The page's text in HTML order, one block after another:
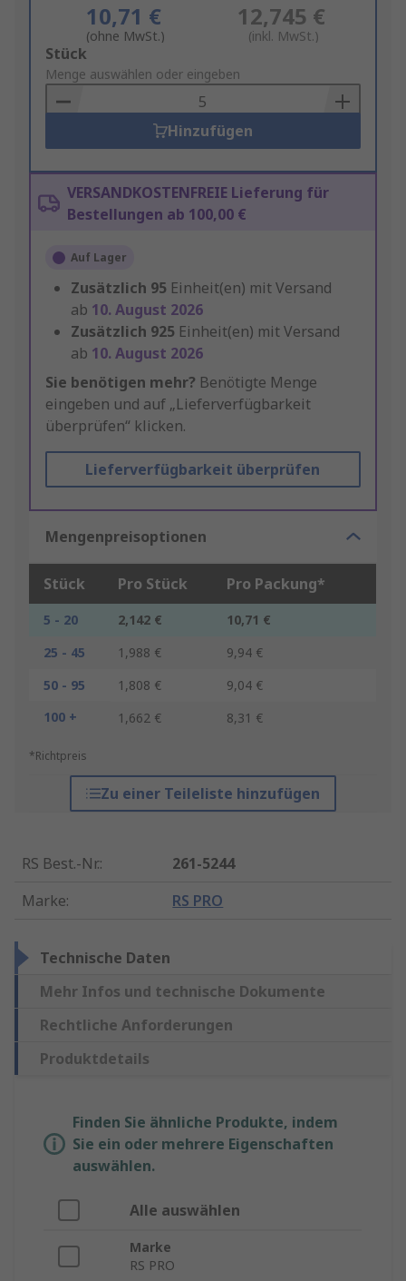
10,71 €
(ohne MwSt.)
12,745 €
(inkl. MwSt.)
Add
to
Basket
Stück
Menge auswählen oder eingeben
Hinzufügen
VERSANDKOSTENFREIE Lieferung für
Bestellungen ab 100,00 €
Auf Lager
Zusätzlich 95 Einheit(en) mit Versand
ab 10. August 2026
Zusätzlich 925 Einheit(en) mit Versand
ab 10. August 2026
Sie benötigen mehr? Benötigte Menge
eingeben und auf „Lieferverfügbarkeit
überprüfen“ klicken.
Lieferverfügbarkeit überprüfen
Mengenpreisoptionen
Stück Pro Stück Pro Packung*
5 - 20 2,142 €
10,71 €
25 - 45
1,988 €
9,94 €
50 - 95
1,808 €
9,04 €
100 +
1,662 € 8,31 €
*Richtpreis
Zu einer Teileliste hinzufügen
RS Best.-Nr.:
261-5244
Marke: RS PRO
Technische Daten
Mehr Infos und technische Dokumente
Rechtliche Anforderungen
Produktdetails
Finden Sie ähnliche Produkte, indem
Sie ein oder mehrere Eigenschaften
auswählen.
Alle auswählen
Marke
RS PRO